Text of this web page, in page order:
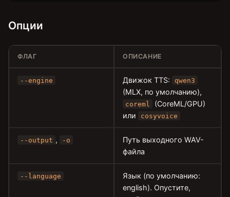
Опции
ФЛАГ ОПИСАНИЕ
--engine Движок TTS: qwen3
(MLX, по умолчанию),
coreml
(CoreML/GPU)
или
cosyvoice
--output , -o
Путь выходного WAV-
файла
--language
Язык (по умолчанию:
english). Опустите,